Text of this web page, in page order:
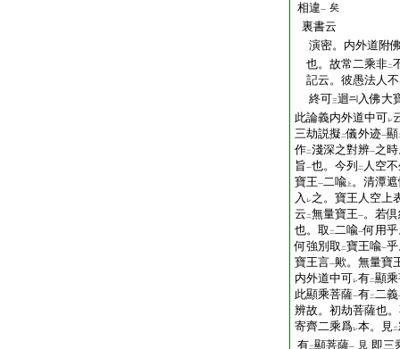
相違一 矣
裏書云
演密。内外道附
也。故常二乘非二
記云。彼愚法人不
終可三迴
入佛大
此論義内外道中可レ
三劫説擬 二儀外迹一顯
作二淺深之對辨一之
旨一也。今列 二 人空
寶王一二喩 上 。清潭
入 レ之。寶王人空上
云 二無量寶王一。若
也。取 二二喩一何用
何強別取 二寶王喩一
寶王言一歟。無量寶
内外道中可レ有二顯
此顯乘菩薩一有二二義
辨故。初劫菩薩也
寄齊二乘爲レ本。見二
有二顯菩薩一 見 即三